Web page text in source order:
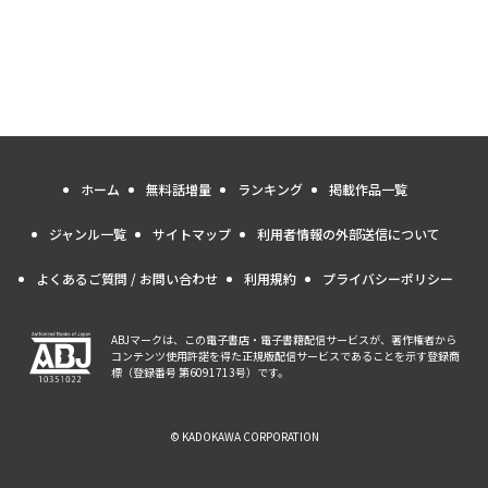
ホーム 無料話増量 ランキング 掲載作品一覧
ジャンル一覧 サイトマップ 利用者情報の外部送信について
よくあるご質問 / お問い合わせ 利用規約 プライバシーポリシー
ABJマークは、この電子書店・電子書籍配信サービスが、著作権者から
コンテンツ使用許諾を得た正規版配信サービスであることを示す登録商
標（登録番号 第6091713号）です。
© KADOKAWA CORPORATION